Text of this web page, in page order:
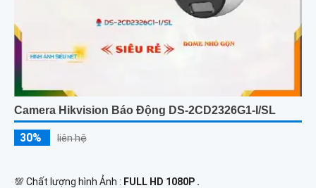
Camera Hikvision Báo Động DS-2CD2326G1-I/SL
30% liên hệ
💯 Chất lượng hình Ảnh : FULL HD 1080P .